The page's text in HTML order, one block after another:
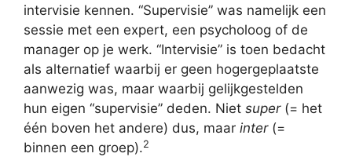
intervisie kennen. “Supervisie” was namelijk een
sessie met een expert, een psycholoog of de
manager op je werk. “Intervisie” is toen bedacht
als alternatief waarbij er geen hogergeplaatste
aanwezig was, maar waarbij gelijkgestelden
hun eigen “supervisie” deden. Niet super(= het
één boven het andere) dus, maar inter (=
binnen een groep).2